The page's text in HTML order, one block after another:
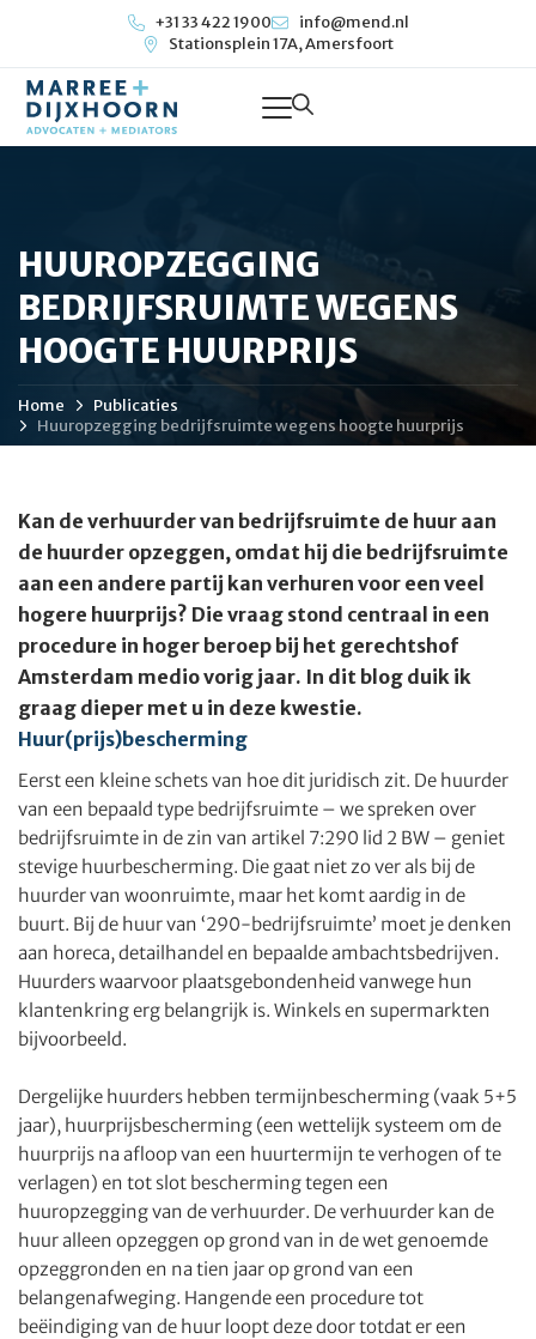
+31 33 422 1900
info@mend.nl
Stationsplein 17A, Amersfoort
HUUROPZEGGING
BEDRIJFSRUIMTE WEGENS
HOOGTE HUURPRIJS
Home
Publicaties
Huuropzegging bedrijfsruimte wegens hoogte huurprijs
Kan de verhuurder van bedrijfsruimte de huur aan
de huurder opzeggen, omdat hij die bedrijfsruimte
aan een andere partij kan verhuren voor een veel
hogere huurprijs? Die vraag stond centraal in een
procedure in hoger beroep bij het gerechtshof
Amsterdam medio vorig jaar. In dit blog duik ik
graag dieper met u in deze kwestie.
Huur(prijs)bescherming
Eerst een kleine schets van hoe dit juridisch zit. De huurder
van een bepaald type bedrijfsruimte – we spreken over
bedrijfsruimte in de zin van artikel 7:290 lid 2 BW – geniet
stevige huurbescherming. Die gaat niet zo ver als bij de
huurder van woonruimte, maar het komt aardig in de
buurt. Bij de huur van ‘290-bedrijfsruimte’ moet je denken
aan horeca, detailhandel en bepaalde ambachtsbedrijven.
Huurders waarvoor plaatsgebondenheid vanwege hun
klantenkring erg belangrijk is. Winkels en supermarkten
bijvoorbeeld.
Dergelijke huurders hebben termijnbescherming (vaak 5+5
jaar), huurprijsbescherming (een wettelijk systeem om de
huurprijs na afloop van een huurtermijn te verhogen of te
verlagen) en tot slot bescherming tegen een
huuropzegging van de verhuurder. De verhuurder kan de
huur alleen opzeggen op grond van in de wet genoemde
opzeggronden en na tien jaar op grond van een
belangenafweging. Hangende een procedure tot
beëindiging van de huur loopt deze door totdat er een